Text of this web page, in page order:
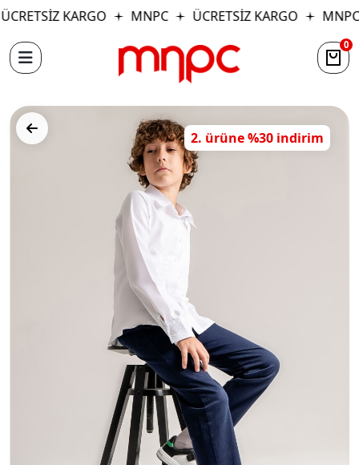
KARGO MNPC ÜCRETSİZ KARGO MNPC
0
2. ürüne %30 indirim